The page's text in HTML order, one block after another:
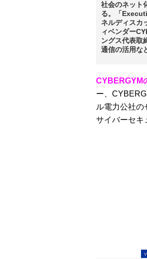
社会のネット
る。「
ネルディスカ
ィベンダー
ングス代表取
通信の活用な
CYBERGYM
ー、
ル電力公社
サイバーセキ